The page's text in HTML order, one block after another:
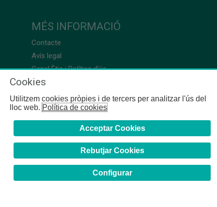
MÉS INFORMACIÓ
Contacte
Avís legal
Canal Ètic i Política d’ús
Cookies
Utilitzem cookies pròpies i de tercers per analitzar l'ús del
lloc web.Política de cookies
Acceptar Cookies
Rebutjar Cookies
Configurar